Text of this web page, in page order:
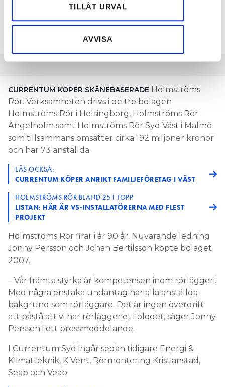
Dessa kan i sin tur kombinera informationen med annan
samlat in när du har använt deras tjänster.
TILLÅT URVAL
AVVISA
KLAS SÖRBO
CURRENTUM KÖPER SKÅNEBASERADE Holmströms
Rör. Verksamheten drivs i de tre bolagen
Holmströms Rör i Helsingborg, Holmströms Rör
Ängelholm samt Holmströms Rör Syd Väst i Malmö
som tillsammans omsätter cirka 192 miljoner kronor
och har 73 anställda.
LÄS OCKSÅ:
CURRENTUM KÖPER ANRIKT FAMILJEFÖRETAG I VÄST
HOLMSTRÖMS RÖR BLAND 25 I TOPP
LISTAN: HÄR ÄR VS-INSTALLATÖRERNA MED FLEST
PROJEKT
Holmströms Rör firar i år 90 år. Nuvarande ledning
Jonny Persson och Johan Bertilsson köpte bolaget
2007.
– Vår främta styrka är kompetensen inom rörläggeri.
Med några enstaka undantag har alla anställda
bakgrund som rörläggare. Det är ingen överdrift
att påstå att vi har rörläggeriet i blodet, säger Jonny
Persson i ett pressmeddelande.
I Currentum Syd ingår sedan tidigare Energi &
Klimatteknik, K Vent, Rörmontering Kristianstad,
Seab och Veab.